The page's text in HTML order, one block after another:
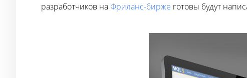
разработчиков на Фриланс-бирже готовы будут